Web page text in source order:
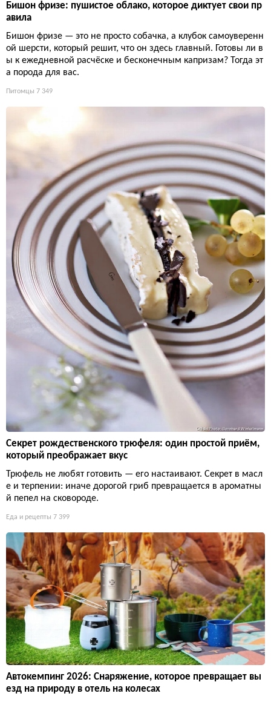
Бишон фризе: пушистое облако, которое диктует свои пр
авила
Бишон фризе — это не просто собачка, а клубок самоуверенн
ой шерсти, который решит, что он здесь главный. Готовы ли в
ы к ежедневной расчёске и бесконечным капризам? Тогда эт
а порода для вас.
Питомцы 7 349
Секрет рождественского трюфеля: один простой приём,
который преображает вкус
Трюфель не любят готовить — его настаивают. Секрет в масл
е и терпении: иначе дорогой гриб превращается в ароматны
й пепел на сковороде.
Еда и рецепты 7 399
Автокемпинг 2026: Снаряжение, которое превращает вы
езд на природу в отель на колесах